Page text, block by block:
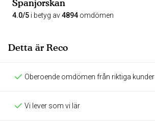
Spanjorskan
4.0/5 i betyg av4894 omdömen
Detta är Reco
Oberoende omdömen från riktiga kunder
Vi lever som vi lär